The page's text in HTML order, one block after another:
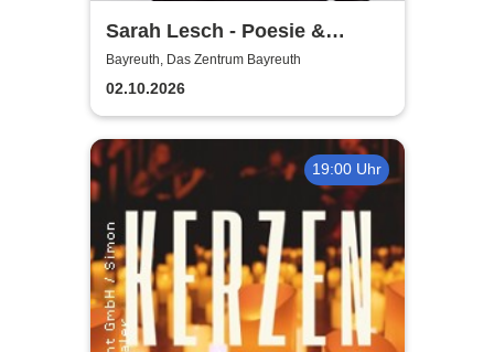
Sarah Lesch - Poesie &
Widerstand Tour
Bayreuth, Das Zentrum Bayreuth
02.10.2026
19:00 Uhr